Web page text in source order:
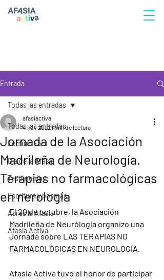
Entrada
Todas las entradas
Lectura Fácil
Día de la Afasia
Testimonios
Escritura y poemas
Así es la Afasia
Afasia Activa
Todas las entradas
Jornada de la Asociación
Madrileña de Neurología.
Terapias no farmacológicas
en nerología
afasiactiva
4 nov 20221 min de lectura
El 20 de octubre, la Asociación
Madrileña de Neurólogia organizo una
Jornada sobre LAS TERAPIAS NO
FARMACOLÓGICAS EN NEUROLOGÍA.
Afasia Activa tuvo el honor de participar